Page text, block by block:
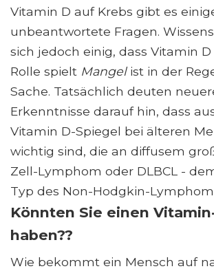
Vitamin D auf Krebs gibt es
unbeantwortete Fragen.
sich jedoch einig, dass Vitamin
Rolle spielt Mangelist in der
Sache. Tatsächlich deuten
Erkenntnisse darauf hin, dass
Vitamin D-Spiegel bei älteren
wichtig sind, die an diffusem
Zell-Lymphom oder DLBCL -
Typ des Non-Hodgkin-
Könnten Sie einen
haben??
Wie bekommt ein Mensch auf